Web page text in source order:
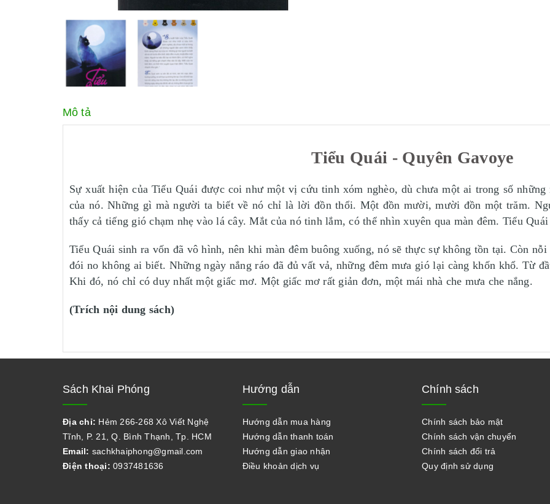
Mô tả
Tiểu Quái - Quyên Gavoye
Sự xuất hiện của Tiểu Quái được coi như một vị cứu tinh xóm nghèo, dù chưa một ai trong số
của nó. Những gì mà người ta biết về nó chỉ là lời đồn thổi. Một đồn mười, mười đồn một trăm.
thấy cả tiếng gió chạm nhẹ vào lá cây. Mắt của nó tinh lắm, có thể nhìn xuyên qua màn đêm. Tiểu
Tiểu Quái sinh ra vốn đã vô hình, nên khi màn đêm buông xuống, nó sẽ thực sự không tồn tại. Còn
đói no không ai biết. Những ngày nắng ráo đã đủ vất vả, những đêm mưa gió lại càng khốn khổ. Từ
Khi đó, nó chỉ có duy nhất một giấc mơ. Một giấc mơ rất giản đơn, một mái nhà che mưa che nắng.
(Trích nội dung sách)
Sách Khai Phóng
Địa chỉ: Hẻm 266-268 Xô Viết Nghệ
Tĩnh, P. 21, Q. Bình Thạnh, Tp. HCM
Email: sachkhaiphong@gmail.com
Điện thoại: 0937481636
Hướng dẫn
Hướng dẫn mua hàng
Hướng dẫn thanh toán
Hướng dẫn giao nhận
Điều khoản dịch vụ
Chính sách
Chính sách bảo mật
Chính sách vận chuyển
Chính sách đổi trả
Quy định sử dụng